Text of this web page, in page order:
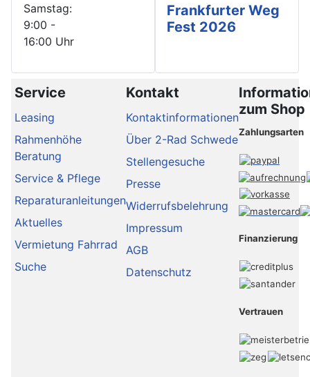
Samstag:
9:00 -
16:00 Uhr
Frankfurter Weg
Fest 2026
Service
Leasing
Rahmenhöhe
Beratung
Service & Pflege
Reparaturanleitungen
Aktuelles
Vermietung Fahrrad
Suche
Kontakt
Kontaktinformationen
Über 2-Rad Schwede
Stellengesuche
Presse
Widerrufsbelehrung
Impressum
AGB
Datenschutz
zum Shop
Zahlungsarten
Finanzierung
Vertrauen